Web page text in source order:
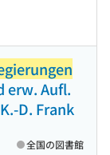
erw. Aufl.
D. Frank
全国の図書館